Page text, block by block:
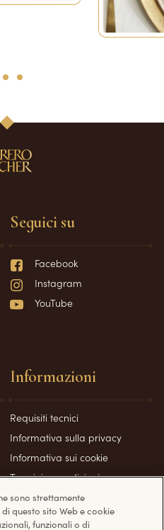
2 3
Informazioni
Requisiti tecnici
Informativa sulla privacy
Informativa sui cookie
Termini e condizioni
Servizio consumatori
Gestione profilo
Seguici su
Facebook
Instagram
YouTube
sono strettamente
questo sito Web e cookie
funzionali o di